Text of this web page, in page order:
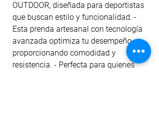
OUTDOOR, diseñada para deportistas
que buscan estilo y funcionalidad. -
Esta prenda artesanal con tecnología
avanzada optimiza tu desempeño,
proporcionando comodidad y
resistencia. - Perfecta para quienes